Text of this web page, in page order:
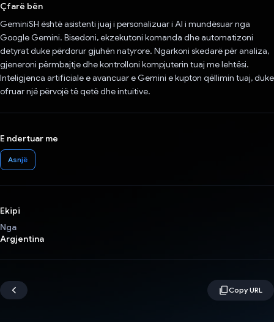
Çfarë bën
GeminiSH është asistenti juaj i personalizuar i AI i mundësuar nga
Google Gemini. Bisedoni, ekzekutoni komanda dhe automatizoni
detyrat duke përdorur gjuhën natyrore. Ngarkoni skedarë për analiza,
gjeneroni përmbajtje dhe kontrolloni kompjuterin tuaj me lehtësi.
Inteligjenca artificiale e avancuar e Gemini e kupton qëllimin tuaj, duke
ofruar një përvojë të qetë dhe intuitive.
E ndertuar me
Asnjë
Ekipi
Nga
Argjentina